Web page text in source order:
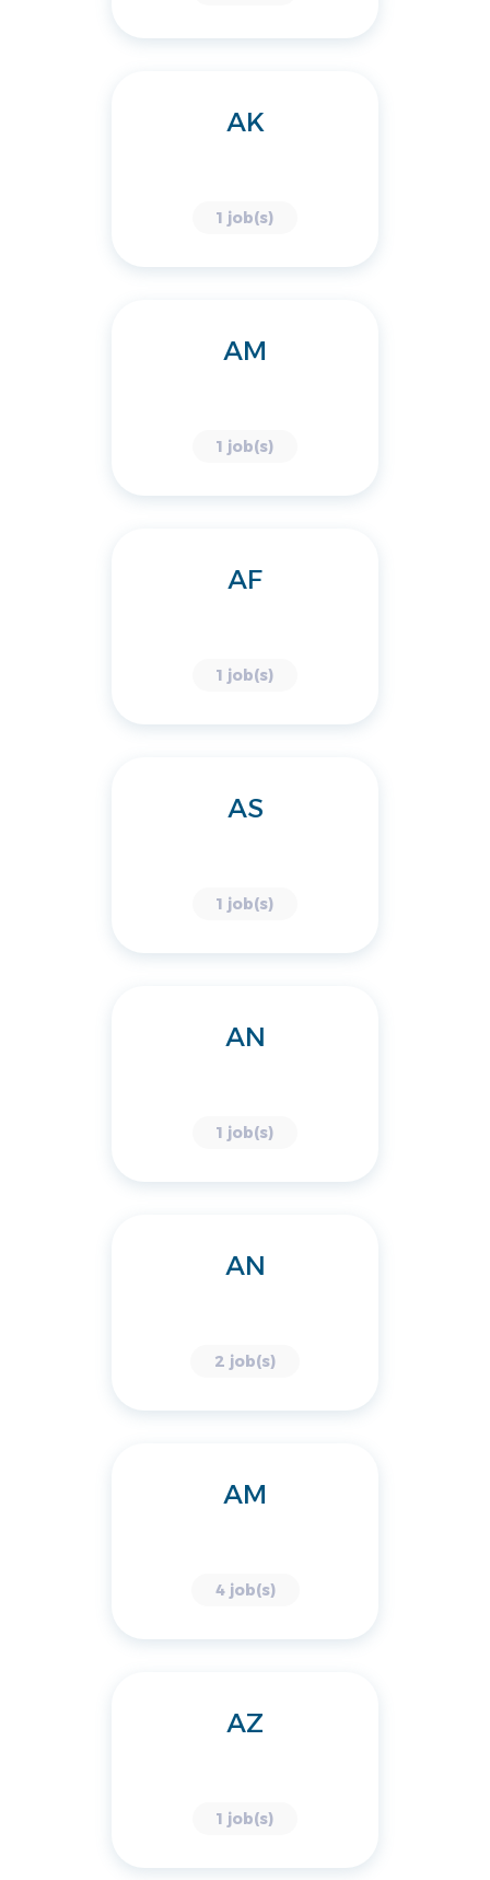
AK
1 job(s)
AM
1 job(s)
AF
1 job(s)
AS
1 job(s)
AN
1 job(s)
AN
2 job(s)
AM
4 job(s)
AZ
1 job(s)